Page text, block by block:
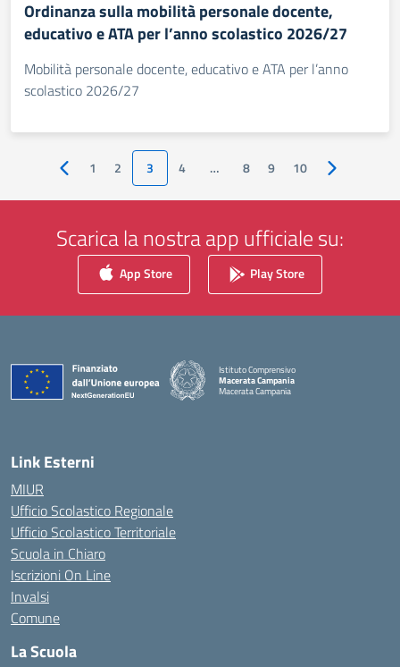
Ordinanza sulla mobilità personale docente,
educativo e ATA per l’anno scolastico 2026/27
Mobilità personale docente, educativo e ATA per l’anno
scolastico 2026/27
Pagina precedente
1 2 3 4 … 8 9 10 Pagina
Scarica la nostra app ufficiale su:
App Store Play Store
Istituto Comprensivo
Macerata Campania
Macerata Campania
— Visita la pagina iniziale della scuola
Link Esterni
MIUR
Ufficio Scolastico Regionale
Ufficio Scolastico Territoriale
Scuola in Chiaro
Iscrizioni On Line
Invalsi
Comune
La Scuola